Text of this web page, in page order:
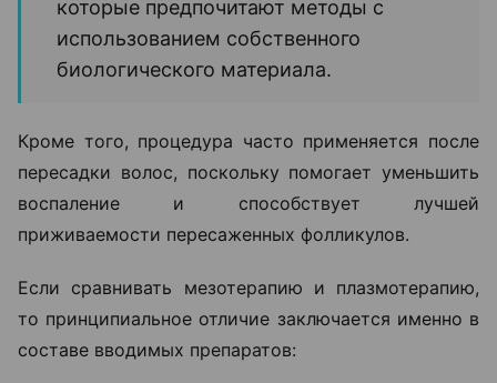
которые предпочитают методы с
использованием собственного
биологического материала.
Кроме того, процедура часто применяется после
пересадки волос, поскольку помогает уменьшить
воспаление и способствует лучшей
приживаемости пересаженных фолликулов.
Если сравнивать мезотерапию и плазмотерапию,
то принципиальное отличие заключается именно в
составе вводимых препаратов: